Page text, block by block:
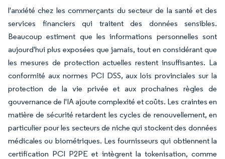
l'anxiété chez les commerçants du secteur de la santé et des
services financiers qui traitent des données sensibles.
Beaucoup estiment que les informations personnelles sont
aujourd'hui plus exposées que jamais, tout en considérant que
les mesures de protection actuelles restent insuffisantes. La
conformité aux normes PCI DSS, aux lois provinciales sur la
protection de la vie privée et aux prochaines règles de
gouvernance de l'IA ajoute complexité et coûts. Les craintes en
matière de sécurité retardent les cycles de renouvellement, en
particulier pour les secteurs de niche qui stockent des données
médicales ou biométriques. Les fournisseurs qui obtiennent la
certification PCI P2PE et intègrent la tokenisation, comme